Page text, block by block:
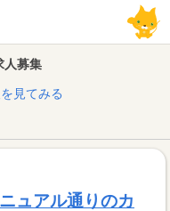
募集
見てみる
ュアル通りのカ